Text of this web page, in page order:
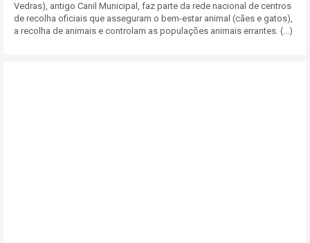
Vedras), antigo Canil Municipal, faz parte da rede nacional de centros
de recolha oficiais que asseguram o bem-estar animal (cães e gatos),
a recolha de animais e controlam as populações animais errantes. (...)